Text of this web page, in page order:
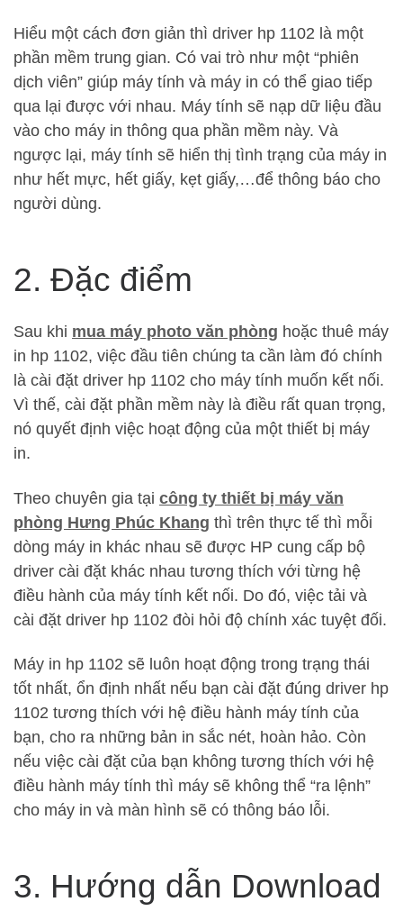
Hiểu một cách đơn giản thì driver hp 1102 là một
phần mềm trung gian. Có vai trò như một “phiên
dịch viên” giúp máy tính và máy in có thể giao tiếp
qua lại được với nhau. Máy tính sẽ nạp dữ liệu đầu
vào cho máy in thông qua phần mềm này. Và
ngược lại, máy tính sẽ hiển thị tình trạng của máy in
như hết mực, hết giấy, kẹt giấy,…để thông báo cho
người dùng.
2. Đặc điểm
Sau khi mua máy photo văn phòng hoặc thuê máy
in hp 1102, việc đầu tiên chúng ta cần làm đó chính
là cài đặt driver hp 1102 cho máy tính muốn kết nối.
Vì thế, cài đặt phần mềm này là điều rất quan trọng,
nó quyết định việc hoạt động của một thiết bị máy
in.
Theo chuyên gia tại công ty thiết bị máy văn
phòng Hưng Phúc Khang thì trên thực tế thì mỗi
dòng máy in khác nhau sẽ được HP cung cấp bộ
driver cài đặt khác nhau tương thích với từng hệ
điều hành của máy tính kết nối. Do đó, việc tải và
cài đặt driver hp 1102 đòi hỏi độ chính xác tuyệt đối.
Máy in hp 1102 sẽ luôn hoạt động trong trạng thái
tốt nhất, ổn định nhất nếu bạn cài đặt đúng driver hp
1102 tương thích với hệ điều hành máy tính của
bạn, cho ra những bản in sắc nét, hoàn hảo. Còn
nếu việc cài đặt của bạn không tương thích với hệ
điều hành máy tính thì máy sẽ không thể “ra lệnh”
cho máy in và màn hình sẽ có thông báo lỗi.
3. Hướng dẫn Download